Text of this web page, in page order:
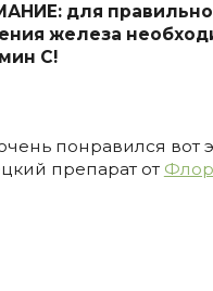
для
железа
С!
понравился вот
препарат от